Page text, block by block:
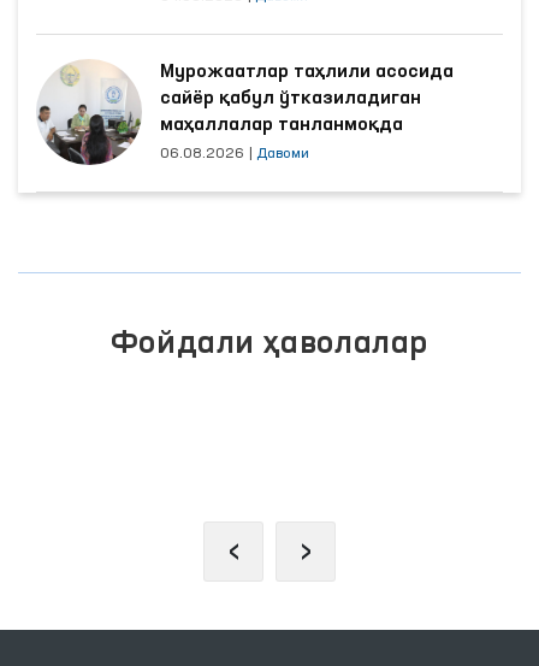
Мурожаатлар таҳлили асосида
сайёр қабул ўтказиладиган
маҳаллалар танланмоқда
06.08.2026 Давоми
Фойдали ҳаволалар
‹ ›